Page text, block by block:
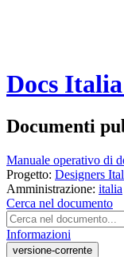
Docs Italia
Documenti
Manuale operativo di
Progetto: Designers
Amministrazione: italia
Cerca nel documento
Informazioni
versione-corrente